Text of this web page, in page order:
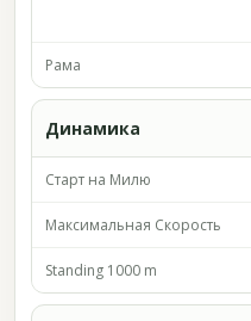
Рама
Динамика
Старт на Милю
Максимальная Скорость
Standing 1000 m